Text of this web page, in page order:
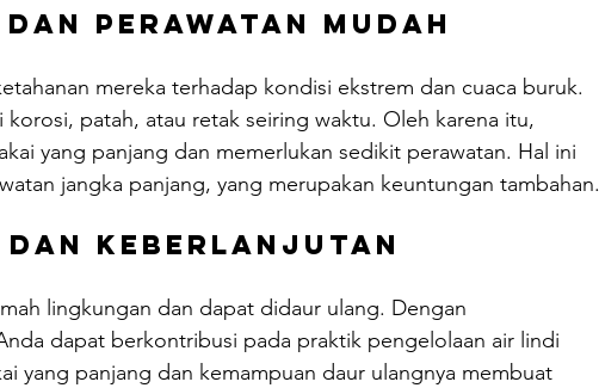
dan Perawatan mudah
mereka terhadap kondisi ekstrem dan cuaca buruk.
korosi, patah, atau retak seiring waktu. Oleh karena itu,
yang panjang dan memerlukan sedikit perawatan. Hal ini
jangka panjang, yang merupakan keuntungan tambahan.
dan Keberlanjutan
lingkungan dan dapat didaur ulang. Dengan
dapat berkontribusi pada praktik pengelolaan air lindi
yang panjang dan kemampuan daur ulangnya membuat